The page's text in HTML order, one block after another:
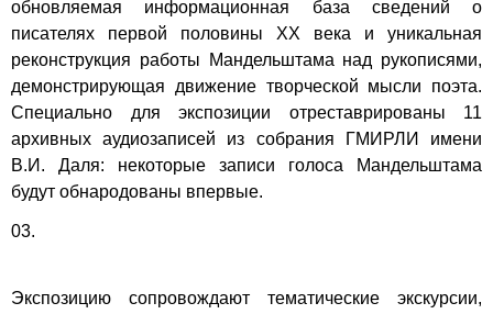
обновляемая информационная база сведений о
писателях первой половины XX века и уникальная
реконструкция работы Мандельштама над рукописями,
демонстрирующая движение творческой мысли поэта.
Специально для экспозиции отреставрированы 11
архивных аудиозаписей из собрания ГМИРЛИ имени
В.И. Даля: некоторые записи голоса Мандельштама
будут обнародованы впервые.
03.
Экспозицию сопровождают тематические экскурсии,